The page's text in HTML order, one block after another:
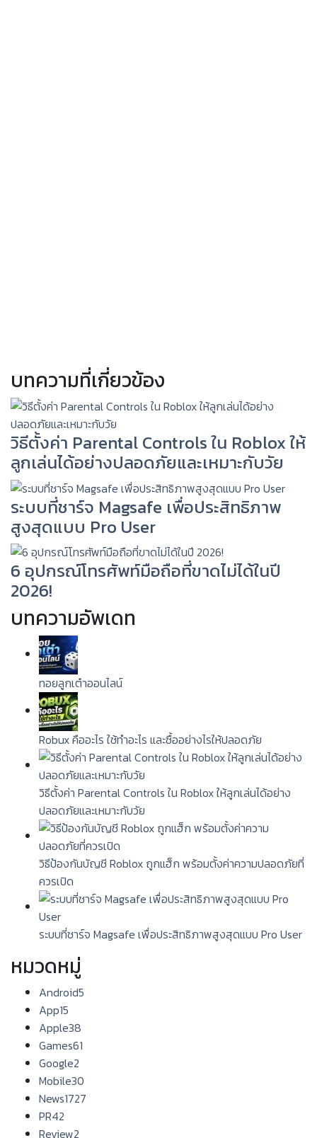
บทความที่เกี่ยวข้อง
วิธีตั้งค่า Parental Controls ใน Roblox ให้
ลูกเล่นได้อย่างปลอดภัยและเหมาะกับวัย
ระบบที่ชาร์จ Magsafe เพื่อประสิทธิภาพ
สูงสุดแบบ Pro User
6 อุปกรณ์โทรศัพท์มือถือที่ขาดไม่ได้ในปี
2026!
บทความอัพเดท
ทอยลูกเต๋าออนไลน์
Robux คืออะไร ใช้ทำอะไร และซื้ออย่างไรให้ปลอดภัย
วิธีตั้งค่า Parental Controls ใน Roblox ให้ลูกเล่นได้อย่าง
ปลอดภัยและเหมาะกับวัย
วิธีป้องกันบัญชี Roblox ถูกแฮ็ก พร้อมตั้งค่าความปลอดภัยที่
ควรเปิด
ระบบที่ชาร์จ Magsafe เพื่อประสิทธิภาพสูงสุดแบบ Pro User
หมวดหมู่
Android5
App15
Apple38
Games61
Google2
Mobile30
News1727
PR42
Review2